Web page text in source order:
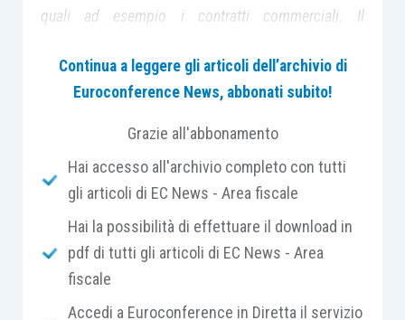
quali ad esempio i contratti commerciali. Il
comparazione con la bozza rilasciata nel 2021, con
particolare attenzione alla guida applicativa
principali cambiamenti che il principio porta rispetto
a quanto previsto in precedenza.
PROGRAMMA
Continua a leggere gli articoli dell’archivio di
Euroconference News, abbonati subito!
Grazie all'abbonamento
Hai accesso all'archivio completo con tutti
gli articoli di EC News - Area fiscale
Hai la possibilità di effettuare il download in
pdf di tutti gli articoli di EC News - Area
fiscale
Accedi a Euroconference in Diretta il servizio